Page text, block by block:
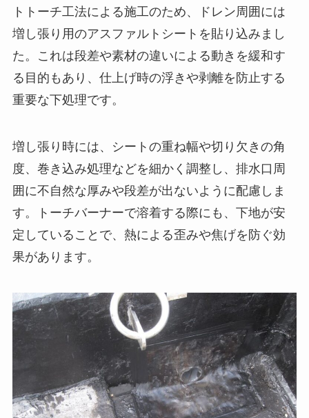
トトーチ工法による施工のため、ドレン周囲には
増し張り用のアスファルトシートを貼り込みまし
た。これは段差や素材の違いによる動きを緩和す
る目的もあり、仕上げ時の浮きや剥離を防止する
重要な下処理です。
増し張り時には、シートの重ね幅や切り欠きの角
度、巻き込み処理などを細かく調整し、排水口周
囲に不自然な厚みや段差が出ないように配慮しま
す。トーチバーナーで溶着する際にも、下地が安
定していることで、熱による歪みや焦げを防ぐ効
果があります。